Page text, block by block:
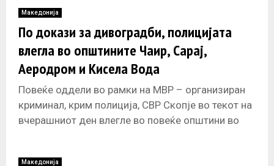
Македонија
По докази за дивоградби, полицијата
влегла во општините Чаир, Сарај,
Аеродром и Кисела Вода
Повеќе оддели во рамки на МВР – организиран
криминал, крим полиција, СВР Скопје во текот на
вчерашниот ден влегле во повеќе општини во
Македонија